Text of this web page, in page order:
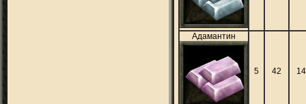
Адамантин
5 42 14